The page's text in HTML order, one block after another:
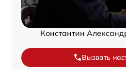
Константин
Вызвать